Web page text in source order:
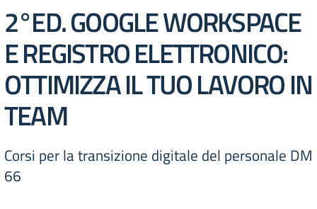
2°ED. GOOGLE WORKSPACE
E REGISTRO ELETTRONICO:
OTTIMIZZA IL TUO LAVORO IN
TEAM
Corsi per la transizione digitale del personale DM
66